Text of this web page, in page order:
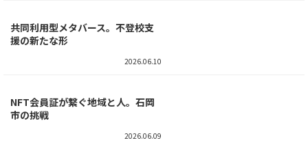
秘密を守り信頼を築く。ブロック
チェーン「第四世代」の実装開始
2026.06.12
高校生が仮想空間を創る。豊田市